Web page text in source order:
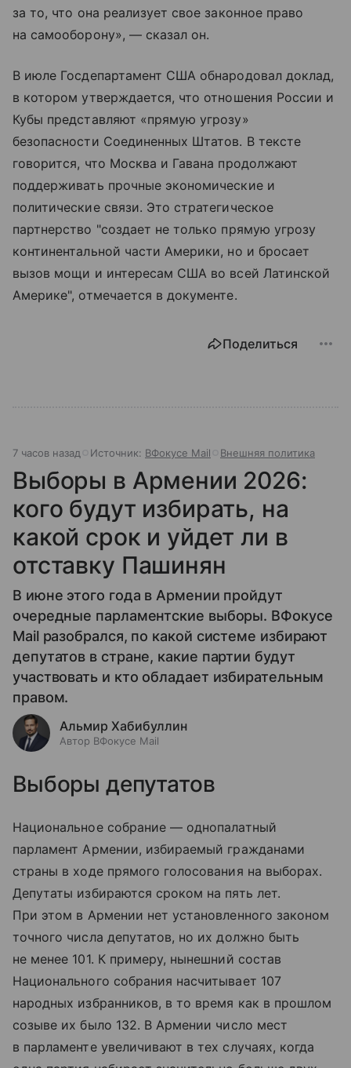
за то, что она реализует свое законное право
на самооборону», — сказал он.
В июле Госдепартамент США обнародовал доклад,
в котором утверждается, что отношения России и
Кубы представляют «прямую угрозу»
безопасности Соединенных Штатов. В тексте
говорится, что Москва и Гавана продолжают
поддерживать прочные экономические и
политические связи. Это стратегическое
партнерство "создает не только прямую угрозу
континентальной части Америки, но и бросает
вызов мощи и интересам США во всей Латинской
Америке", отмечается в документе.
Поделиться
7 часов назад Источник: ВФокусе Mail Внешняя политика
Выборы в Армении 2026:
кого будут избирать, на
какой срок и уйдет ли в
отставку Пашинян
В июне этого года в Армении пройдут
очередные парламентские выборы. ВФокусе
Mail разобрался, по какой системе избирают
депутатов в стране, какие партии будут
участвовать и кто обладает избирательным
правом.
Альмир Хабибуллин
Автор ВФокусе Mail
Выборы депутатов
Национальное собрание — однопалатный
парламент Армении, избираемый гражданами
страны в ходе прямого голосования на выборах.
Депутаты избираются сроком на пять лет.
При этом в Армении нет установленного законом
точного числа депутатов, но их должно быть
не менее 101. К примеру, нынешний состав
Национального собрания насчитывает 107
народных избранников, в то время как в прошлом
созыве их было 132. В Армении число мест
в парламенте увеличивают в тех случаях, когда